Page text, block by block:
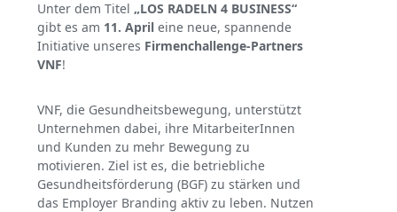
Unter dem Titel„LOS RADELN 4 BUSINESS“
gibt es am 11. Aprileine neue, spannende
Initiative unseres Firmenchallenge-Partners
VNF!
VNF, die Gesundheitsbewegung, unterstützt
Unternehmen dabei, ihre MitarbeiterInnen
und Kunden zu mehr Bewegung zu
motivieren. Ziel ist es, die betriebliche
Gesundheitsförderung (BGF) zu stärken und
das Employer Branding aktiv zu leben. Nutzen